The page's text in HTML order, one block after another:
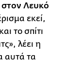
στον Λευκό
εκεί,
το σπίτι
λέει η
αυτά τα